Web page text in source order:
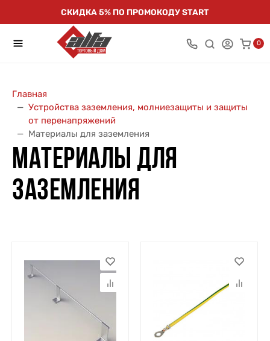
СКИДКА 5% ПО ПРОМОКОДУ START
0
Главная
Устройства заземления, молниезащиты и защиты
от перенапряжений
Материалы для заземления
МАТЕРИАЛЫ ДЛЯ
ЗАЗЕМЛЕНИЯ